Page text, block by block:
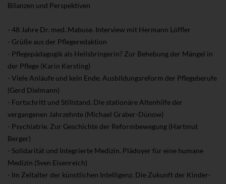
Bilanzen und Perspektiven
- 48 Jahre Dr. med. Mabuse. Interview mit Hermann Löffler
- Grüße aus der Pflegeredaktion
- Pflegepädagogik als Heilsbringerin? Zur Behebung der Mängel in
der Pflege (Karin Kersting)
- Viele Anläufe und kein Ende. Ausbildungsreform der Pflegeberufe
(Gerd Dielmann)
- Fortschritt und Stillstand. Die stationäre Altenhilfe der
vergangenen Jahrzehnte (Michael Graber-Dünow)
- Psychiatrie. Zur Geschichte der Reformbewegung (Hartmut
Berger)
- Solidarität und Integrierte Medizin. Plädoyer für eine humane
Medizin (Sven Eisenreich)
- Im Zeitalter der künstlichen Intelligenz. Die Zukunft der Kinder-